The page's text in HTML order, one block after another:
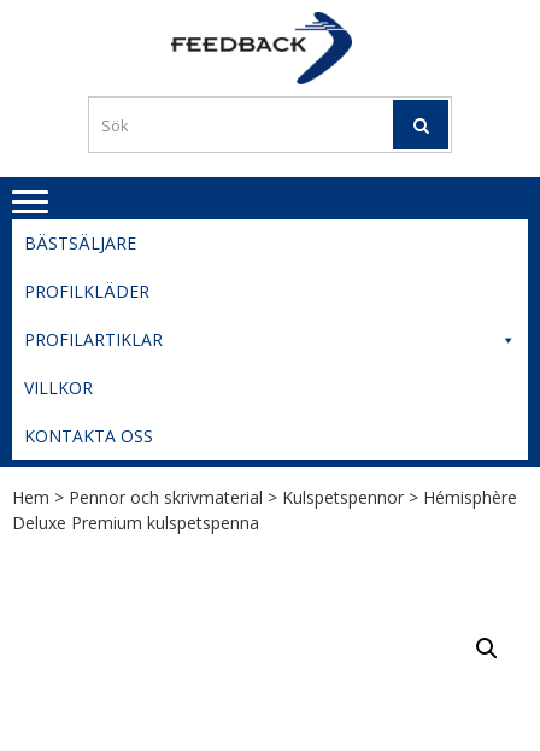
TIL
BESTE
PRISER
BÄSTSÄLJARE
PROFILKLÄDER
PROFILARTIKLAR
VILLKOR
KONTAKTA OSS
Hem > Pennor och skrivmaterial > Kulspetspennor > Hémisphère
Deluxe Premium kulspetspenna